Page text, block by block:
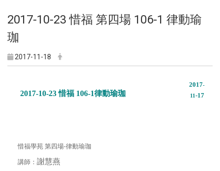
2017-10-23 惜福 第四場 106-1 律動瑜
珈
2017-11-18
2017-10-23 惜福 106-1律動瑜珈
2017-
11 -17
惜福學苑 第四場-律動瑜珈
講師 ： 謝慧燕